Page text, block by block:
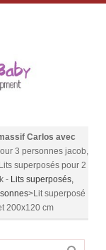
Carlos avec
3 personnes jacob,
Lits superposés pour 2
- Lits superposés,
>Lit superposé
200x120 cm